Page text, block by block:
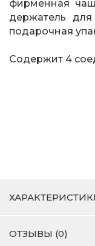
фирменная
держатель
подарочная
Содержит 4
ОТЗЫВЫ (0)